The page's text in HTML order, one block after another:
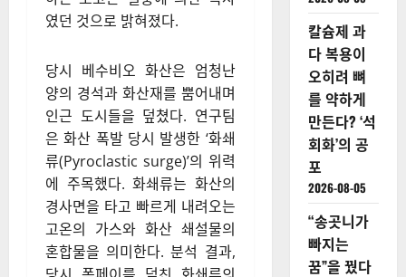
였던 것으로 밝혀졌다.
당시 베수비오 화산은 엄청난
양의 경석과 화산재를 뿜어내며
인근 도시들을 덮쳤다. 연구팀
은 화산 폭발 당시 발생한 ‘화쇄
류(Pyroclastic surge)’의 위력
에 주목했다. 화쇄류는 화산의
경사면을 타고 빠르게 내려오는
고온의 가스와 화산 쇄설물의
혼합물을 의미한다. 분석 결과,
칼슘제 과
다 복용이
오히려 뼈
를 약하게
만든다? ‘석
회화’의 공
포
2026-08-05
“송곳니가
빠지는
꿈”을 꿨다